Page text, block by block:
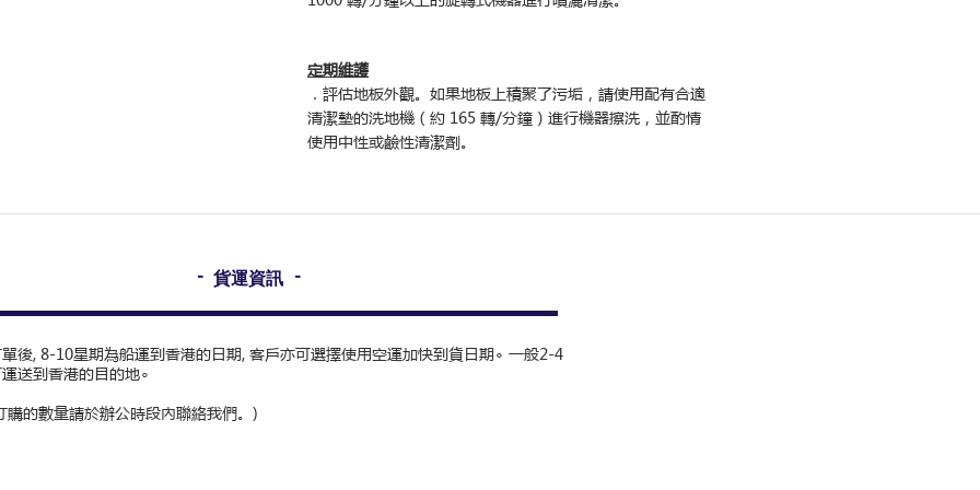
定期維護
．評估地板外觀。如果地板上積聚了污垢，請使用配有合適
清潔墊的洗地機（約 165 轉/分鐘）進行機器擦洗，並酌情
使用中性或鹼性清潔劑。
- 貨運資訊-
後, 8-10星期為船運到香港的日期, 客戶亦可選擇使用空運加快到貨日期∘ 一般2-4
送到香港的目的地∘
購的數量請於辦公時段內聯絡我們。)